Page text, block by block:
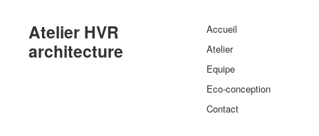
Atelier HVR
architecture
Accueil
Atelier
Equipe
Eco-conception
Contact